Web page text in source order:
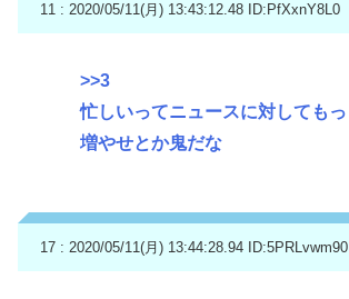
11 : 2020/05/11(月) 13:43:12.48 ID:PfXxnY8L0
>>3
忙しいってニュースに対しても
増やせとか鬼だな
17 : 2020/05/11(月) 13:44:28.94 ID:5PRLvwm90